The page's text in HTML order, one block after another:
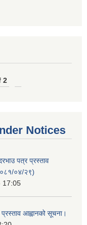
2
Notices
पत्र प्रस्ताव
०४/२९)
17:05
आह्वानको सूचना।